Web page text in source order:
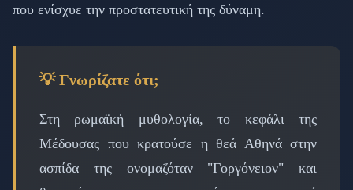
που ενίσχυε την προστατευτική της δύναμη.
💡 Γνωρίζατε ότι;
Στη ρωμαϊκή μυθολογία, το κεφάλι της
Μέδουσας που κρατούσε η θεά Αθηνά στην
ασπίδα της ονομαζόταν "Γοργόνειον" και